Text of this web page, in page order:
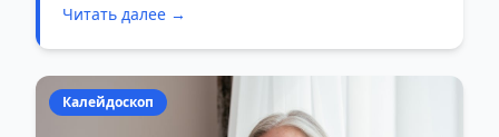
Читать далее →
Калейдоскоп